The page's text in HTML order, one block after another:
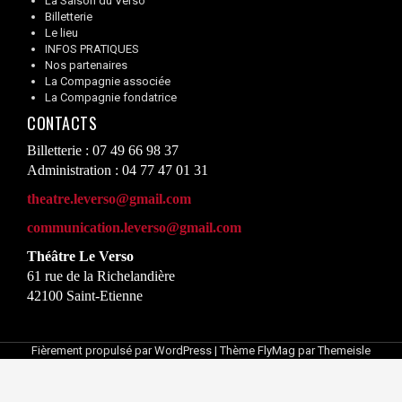
Billetterie
Le lieu
INFOS PRATIQUES
Nos partenaires
La Compagnie associée
La Compagnie fondatrice
CONTACTS
Billetterie : 07 49 66 98 37
Administration : 04 77 47 01 31
theatre.leverso@gmail.com
communication.leverso@gmail.com
Théâtre Le Verso
61 rue de la Richelandière
42100 Saint-Etienne
Fièrement propulsé par WordPress |Thème FlyMag par Themeisle